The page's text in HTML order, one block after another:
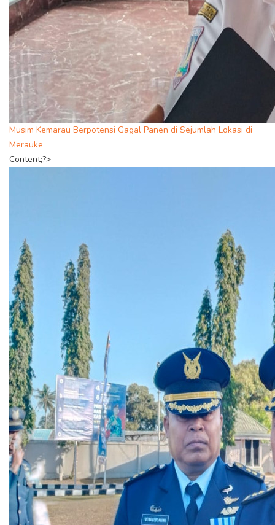
Musim Kemarau Berpotensi Gagal Panen di Sejumlah Lokasi di
Merauke
Content;?>